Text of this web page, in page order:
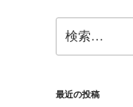
索:
最近の投稿